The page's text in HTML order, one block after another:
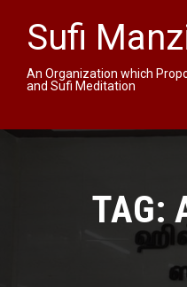
Sufi
An Organization which
and Sufi Meditation
TAG: